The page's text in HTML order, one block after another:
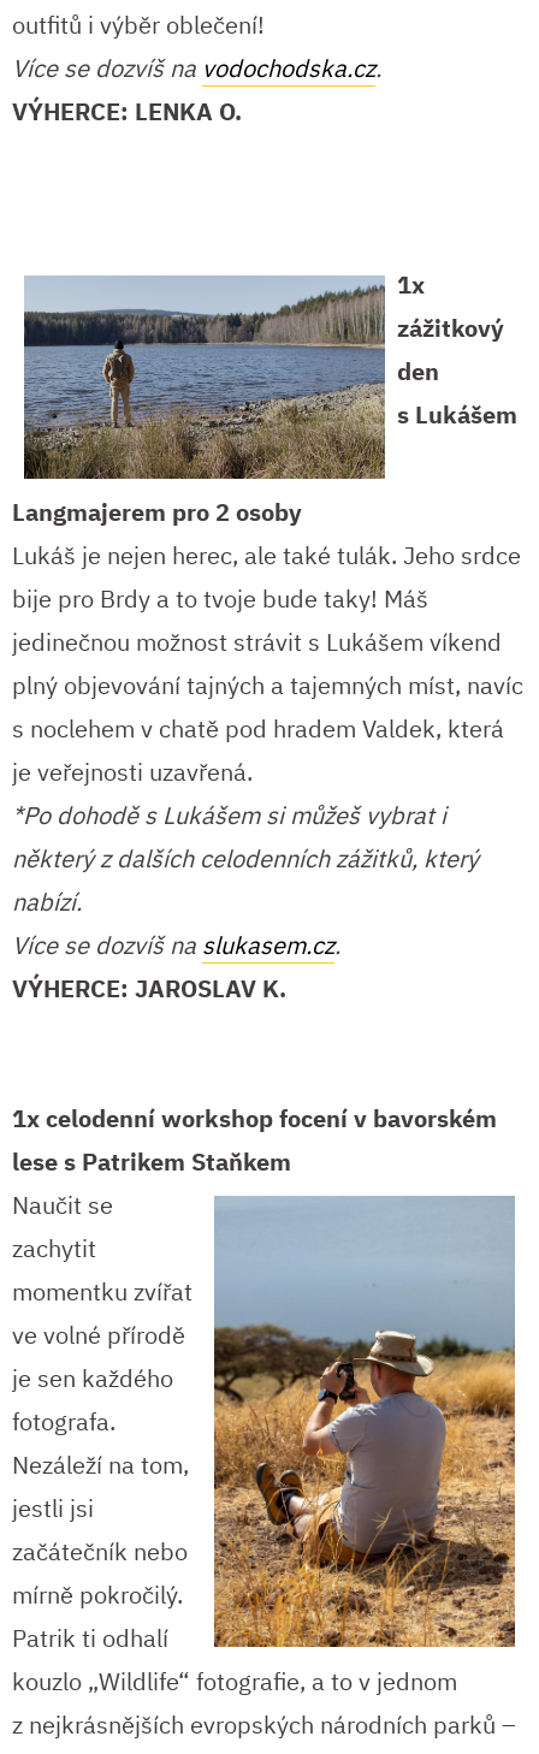
outfitů i výběr oblečení!
Více se dozvíš na vodochodska.cz.
VÝHERCE: LENKA O.
1x
zážitkový
den
s Lukášem
Langmajerem pro 2 osoby
Lukáš je nejen herec, ale také tulák. Jeho srdce
bije pro Brdy a to tvoje bude taky! Máš
jedinečnou možnost strávit s Lukášem víkend
plný objevování tajných a tajemných míst, navíc
s noclehem v chatě pod hradem Valdek, která
je veřejnosti uzavřená.
*Po dohodě s Lukášem si můžeš vybrat i
některý z dalších celodenních zážitků, který
nabízí.
Více se dozvíš na slukasem.cz.
VÝHERCE: JAROSLAV K.
1x celodenní workshop focení v bavorském
lese s Patrikem Staňkem
Naučit se
zachytit
momentku zvířat
ve volné přírodě
je sen každého
fotografa.
Nezáleží na tom,
jestli jsi
začátečník nebo
mírně pokročilý.
Patrik ti odhalí
kouzlo „Wildlife“ fotografie, a to v jednom
z nejkrásnějších evropských národních parků –